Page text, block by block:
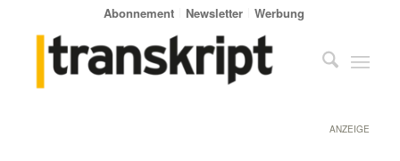
Abonnement Newsletter Werbung
ANZEIGE